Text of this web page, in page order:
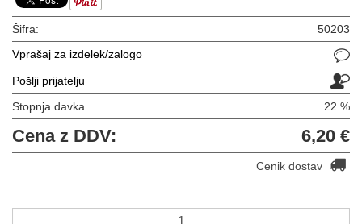
Šifra:
50203
Vprašaj za izdelek/zalogo
Pošlji prijatelju
Stopnja davka 22 %
Cena z DDV: 6,20 €
Cenik dostav